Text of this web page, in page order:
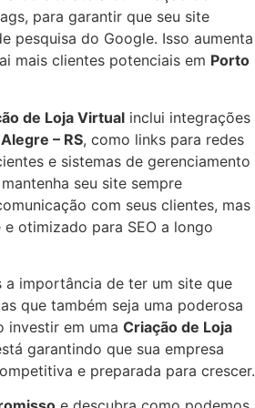
para garantir que seu site
pesquisa do Google. Isso aumenta
mais clientes potenciais em Porto
de Loja Virtual inclui integrações
– RS, como links para redes
e sistemas de gerenciamento
seu site sempre
com seus clientes, mas
otimizado para SEO a longo
a importância de ter um site que
que também seja uma poderosa
investir em uma Criação de Loja
garantindo que sua empresa
e preparada para crescer.